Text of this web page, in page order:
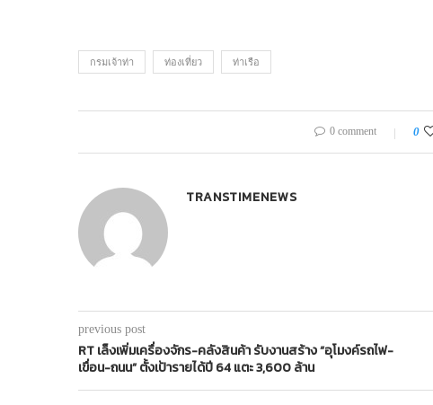
กรมเจ้าท่า ท่องเที่ยว ท่าเรือ
0 comment 0
TRANSTIMENEWS
previous post
RT เล็งเพิ่มเครื่องจักร-คลังสินค้า รับงานสร้าง “อุโมงค์รถไฟ-
เขื่อน-ถนน” ตั้งเป้ารายได้ปี 64 แตะ 3,600 ล้าน